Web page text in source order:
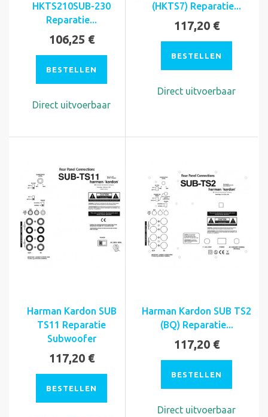
HKTS210SUB-230
Reparatie...
106,25 €
BESTELLEN
Direct uitvoerbaar
(HKTS7) Reparatie...
117,20 €
BESTELLEN
Direct uitvoerbaar
Harman Kardon SUB
TS11 Reparatie
Subwoofer
117,20 €
BESTELLEN
Harman Kardon SUB TS2
(BQ) Reparatie...
117,20 €
BESTELLEN
Direct uitvoerbaar